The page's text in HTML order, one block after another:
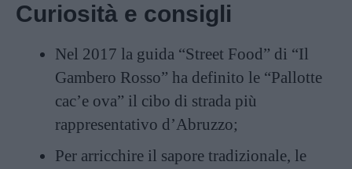
Curiosità e consigli
Nel 2017 la guida “Street Food” di “Il
Gambero Rosso” ha definito le “Pallotte
cac’e ova” il cibo di strada più
rappresentativo d’Abruzzo;
Per arricchire il sapore tradizionale, le